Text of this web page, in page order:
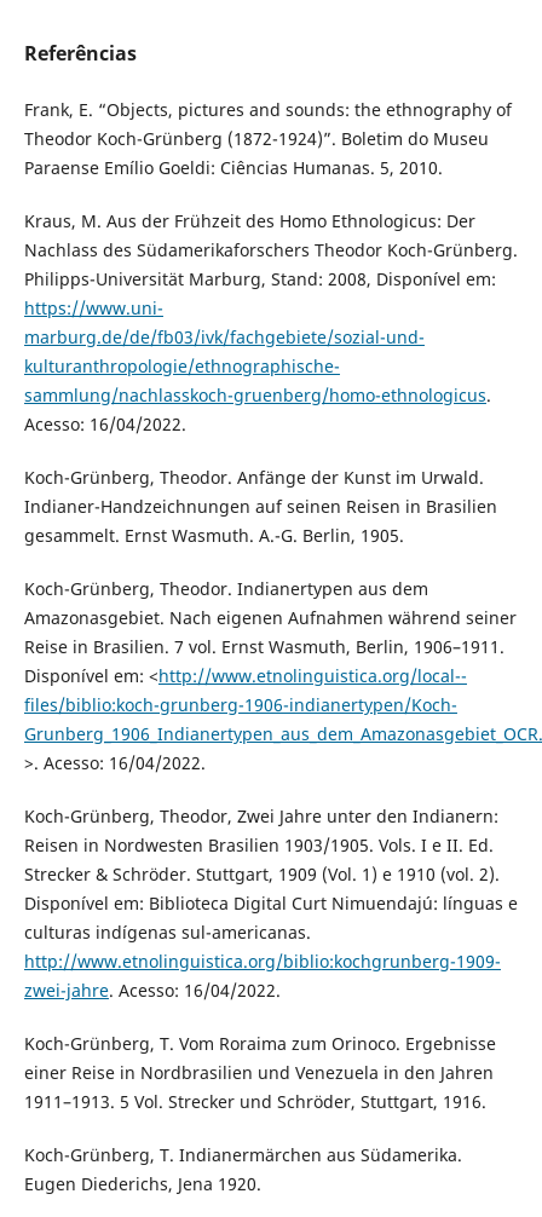
Referências
Frank, E. “Objects, pictures and sounds: the ethnography of
Theodor Koch-Grünberg (1872-1924)”. Boletim do Museu
Paraense Emílio Goeldi: Ciências Humanas. 5, 2010.
Kraus, M. Aus der Frühzeit des Homo Ethnologicus: Der
Nachlass des Südamerikaforschers Theodor Koch-Grünberg.
Philipps-Universität Marburg, Stand: 2008, Disponível em:
https://www.uni-
marburg.de/de/fb03/ivk/fachgebiete/sozial-und-
kulturanthropologie/ethnographische-
sammlung/nachlasskoch-gruenberg/homo-ethnologicus.
Acesso: 16/04/2022.
Koch-Grünberg, Theodor. Anfänge der Kunst im Urwald.
Indianer-Handzeichnungen auf seinen Reisen in Brasilien
gesammelt. Ernst Wasmuth. A.-G. Berlin, 1905.
Koch-Grünberg, Theodor. Indianertypen aus dem
Amazonasgebiet. Nach eigenen Aufnahmen während seiner
Reise in Brasilien. 7 vol. Ernst Wasmuth, Berlin, 1906–1911.
Disponível em: <http://www.etnolinguistica.org/local--
files/biblio:koch-grunberg-1906-indianertypen/Koch-
>. Acesso: 16/04/2022.
Koch-Grünberg, Theodor, Zwei Jahre unter den Indianern:
Reisen in Nordwesten Brasilien 1903/1905. Vols. I e II. Ed.
Strecker & Schröder. Stuttgart, 1909 (Vol. 1) e 1910 (vol. 2).
Disponível em: Biblioteca Digital Curt Nimuendajú: línguas e
culturas indígenas sul-americanas.
http://www.etnolinguistica.org/biblio:kochgrunberg-1909-
zwei-jahre. Acesso: 16/04/2022.
Koch-Grünberg, T. Vom Roraima zum Orinoco. Ergebnisse
einer Reise in Nordbrasilien und Venezuela in den Jahren
1911–1913. 5 Vol. Strecker und Schröder, Stuttgart, 1916.
Koch-Grünberg, T. Indianermärchen aus Südamerika.
Eugen Diederichs, Jena 1920.